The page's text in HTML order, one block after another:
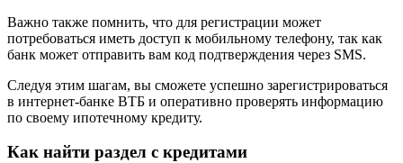
Важно также помнить, что для регистрации может
потребоваться иметь доступ к мобильному телефону, так как
банк может отправить вам код подтверждения через SMS.
Следуя этим шагам, вы сможете успешно зарегистрироваться
в интернет-банке ВТБ и оперативно проверять информацию
по своему ипотечному кредиту.
Как найти раздел с кредитами